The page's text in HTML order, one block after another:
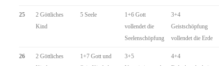
25
2 Göttliches
Kind
5 Seele
1+6 Gott
vollendet die
Seelenschöpfung
3+4
Geistschöpfung
vollendet die Erde
26
2 Göttliches
1+7 Gott und
3+5
4+4